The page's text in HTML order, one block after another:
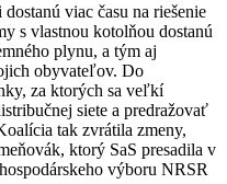
viac času na riešenie
s vlastnou kotolňou dostanú
plynu, a tým aj
obyvateľov. Do
za ktorých sa veľkí
siete a predražovať
tak zvrátila zmeny,
ktorý SaS presadila v
výboru NRSR